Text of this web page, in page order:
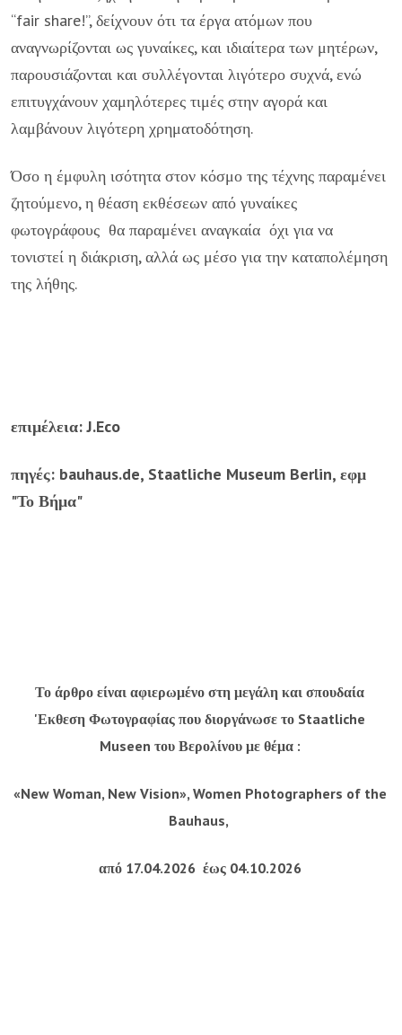
“fair share!”, δείχνουν ότι τα έργα ατόμων που
αναγνωρίζονται ως γυναίκες, και ιδιαίτερα των μητέρων,
παρουσιάζονται και συλλέγονται λιγότερο συχνά, ενώ
επιτυγχάνουν χαμηλότερες τιμές στην αγορά και
λαμβάνουν λιγότερη χρηματοδότηση.
Όσο η έμφυλη ισότητα στον κόσμο της τέχνης παραμένει
ζητούμενο, η θέαση εκθέσεων από γυναίκες
φωτογράφους θα παραμένει αναγκαία όχι για να
τονιστεί η διάκριση, αλλά ως μέσο για την καταπολέμηση
της λήθης.
επιμέλεια: J.Eco
πηγές: bauhaus.de, Staatliche Museum Berlin, εφμ
"Το Βήμα"
Το άρθρο είναι αφιερωμένο στη μεγάλη και σπουδαία
'Εκθεση Φωτογραφίας που διοργάνωσε το Staatliche
Museen του Βερολίνου με θέμα :
«New Woman, New Vision», Women Photographers of the
Bauhaus,
από 17.04.2026 έως 04.10.2026